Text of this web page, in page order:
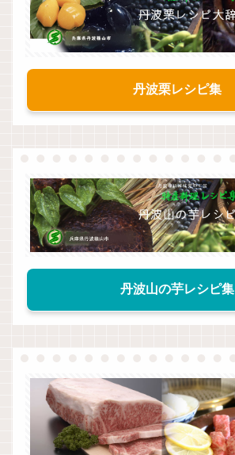
丹波栗レシピ集
丹波山の芋レシピ集